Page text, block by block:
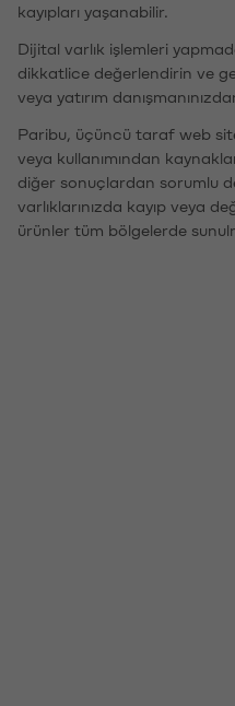
kayıpları yaşanabilir.
Dijital varlık işlemleri
dikkatlice değerlendirin ve
veya yatırım
Paribu, üçüncü taraf web
veya kullanımından
diğer sonuçlardan sorumlu
varlıklarınızda kayıp veya
ürünler tüm bölgelerde